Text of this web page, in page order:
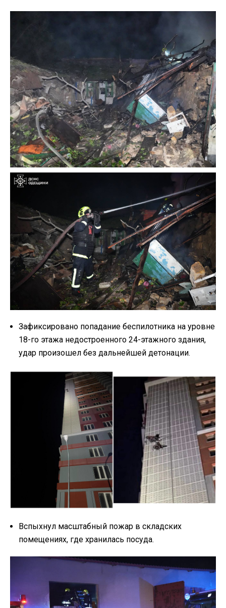
Зафиксировано попадание беспилотника на уровне
18-го этажа недостроенного 24-этажного здания,
удар произошел без дальнейшей детонации.
Вспыхнул масштабный пожар в складских
помещениях, где хранилась посуда.